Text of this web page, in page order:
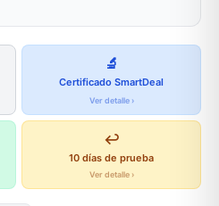
🔬
Certificado SmartDeal
Ver detalle ›
↩️
10 días de prueba
Ver detalle ›